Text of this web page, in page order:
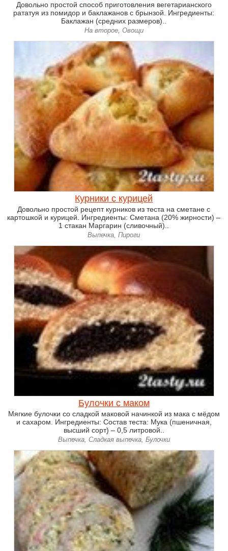
Довольно простой способ приготовления вегетарианского
рататуя из помидор и баклажанов с брынзой. Ингредиенты:
Баклажан (средних размеров)..
На второе, Овощи
Курники с курицей
Довольно простой рецепт курников из теста на сметане с
картошкой и курицей. Ингредиенты: Сметана (20% жирности) –
1 стакан Маргарин (сливочный)..
Выпечка, Пироги
Булочки с маком
Мягкие булочки со сладкой маковой начинкой из мака с мёдом
и сахаром. Ингредиенты: Состав теста: Мука (пшеничная,
высший сорт) – 0,5 литровой..
Выпечка, Сладкая выпечка, Булочки